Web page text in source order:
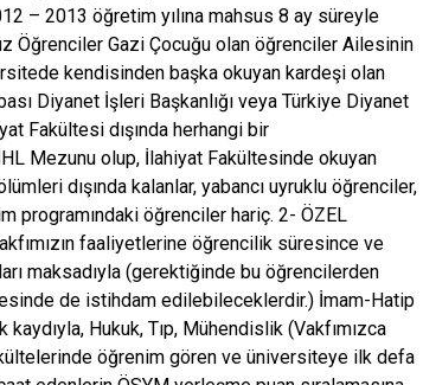
– 2013 öğretim yılına mahsus 8 ay süreyle
Öğrenciler Gazi Çocuğu olan öğrenciler Ailesinin
kendisinden başka okuyan kardeşi olan
Diyanet İşleri Başkanlığı veya Türkiye Diyanet
Fakültesi dışında herhangi bir
Mezunu olup, İlahiyat Fakültesinde okuyan
dışında kalanlar, yabancı uyruklu öğrenciler,
programındaki öğrenciler hariç. 2- ÖZEL
faaliyetlerine öğrencilik süresince ve
maksadıyla (gerektiğinde bu öğrencilerden
de istihdam edilebileceklerdir.) İmam-Hatip
Hukuk, Tıp, Mühendislik (Vakfımızca
öğrenim gören ve üniversiteye ilk defa